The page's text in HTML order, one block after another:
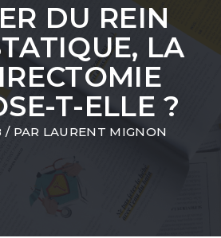
DU REIN
LA
T-ELLE ?
/ PAR LAURENT MIGNON